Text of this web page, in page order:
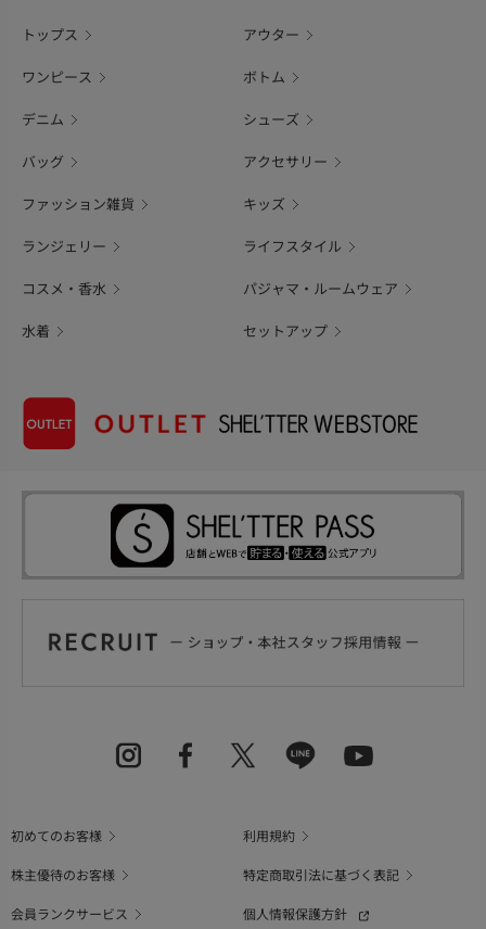
トップス アウター
ワンピース ボトム
デニム シューズ
バッグ アクセサリー
ファッション雑貨 キッズ
ランジェリー ライフスタイル
コスメ・香水 パジャマ・ルームウェア
水着 セットアップ
初めてのお客様
利用規約
株主優待のお客様
特定商取引法に基づく表記
会員ランクサービス
個人情報保護方針